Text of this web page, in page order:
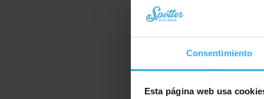
Consentimiento
Esta página web usa
Puede recibir su
Leer más
Quiero pedir un
pero aún no